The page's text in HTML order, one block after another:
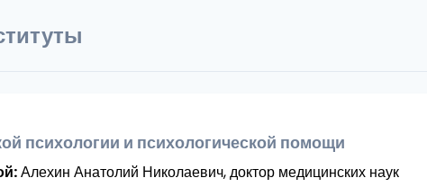
психологии и психологической помощи
Алехин Анатолий Николаевич, доктор медицинских наук